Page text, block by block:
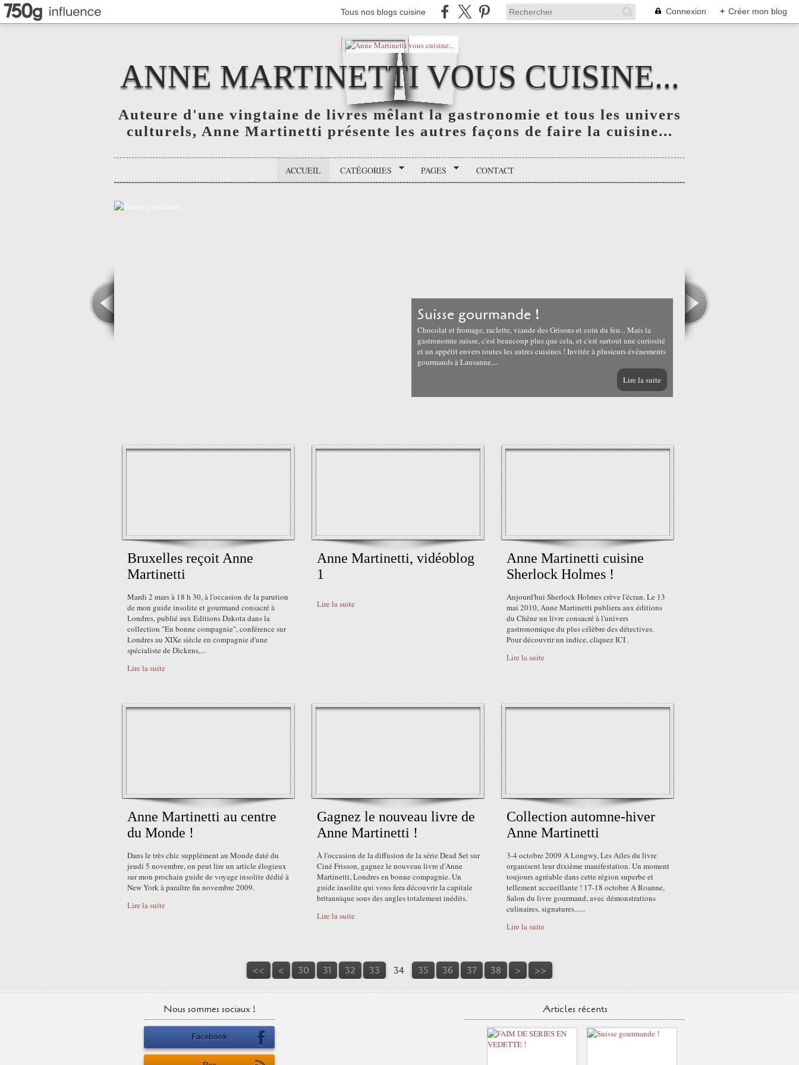
Tous nos blogs cuisine Connexion + Créer mon blog
ANNE MARTINETTI VOUS CUISINE...
Auteure d'une vingtaine de livres mêlant la gastronomie et tous les univers
culturels, Anne Martinetti présente les autres façons de faire la cuisine...
ACCUEIL CATÉGORIES PAGES CONTACT
Suisse gourmande !
Chocolat et fromage, raclette, viande des Grisons et coin du feu... Mais la
gastronomie suisse, c'est beaucoup plus que cela, et c'est surtout une curiosité
et un appétit envers toutes les autres cuisines ! Invitée à plusieurs événements
gourmands à Lausanne,...
Lire la suite
Bruxelles reçoit Anne
Martinetti
Mardi 2 mars à 18 h 30, à l'occasion de la parution
de mon guide insolite et gourmand consacré à
Londres, publié aux Editions Dakota dans la
collection "En bonne compagnie", conférence sur
Londres au XIXe siècle en compagnie d'une
spécialiste de Dickens,...
Lire la suite
Anne Martinetti, vidéoblog
1
Lire la suite
Anne Martinetti cuisine
Sherlock Holmes !
Aujourd'hui Sherlock Holmes crève l'écran. Le 13
mai 2010, Anne Martinetti publiera aux éditions
du Chêne un livre consacré à l'univers
gastronomique du plus célèbre des détectives.
Pour découvrir un indice, cliquez ICI .
Lire la suite
Anne Martinetti au centre
du Monde !
Dans le très chic supplément au Monde daté du
jeudi 5 novembre, on peut lire un article élogieux
sur mon prochain guide de voyage insolite dédié à
New York à paraître fin novembre 2009.
Lire la suite
Gagnez le nouveau livre de
Anne Martinetti !
À l'occasion de la diffusion de la série Dead Set sur
Ciné Frisson, gagnez le nouveau livre d'Anne
Martinetti, Londres en bonne compagnie. Un
guide insolite qui vous fera découvrir la capitale
britannique sous des angles totalement inédits.
Lire la suite
Collection automne-hiver
Anne Martinetti
3-4 octobre 2009 A Longwy, Les Ailes du livre
organisent leur dixième manifestation. Un moment
toujours agréable dans cette région superbe et
tellement accueillante ! 17-18 octobre A Roanne,
Salon du livre gourmand, avec démonstrations
culinaires, signatures......
Lire la suite
<< < 10
20
30 31 32 33 34 35 36 37 38 > >>
Nous sommes sociaux !
Facebook
Articles récents